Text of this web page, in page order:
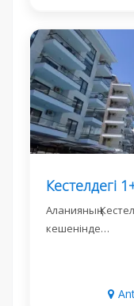
Аланияның
кешенінде…